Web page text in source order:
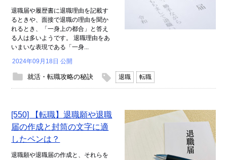
退職届や履歴書に退職理由を記載す
るときや、面接で退職の理由を聞か
れるとき、「一身上の都合」と答え
る人は多いようです。 退職理由をあ
いまいな表現である「一身...
2024年09月18日 公開
就活・転職攻略の秘訣 退職 転職
[550] 【転職】退職願や退職
届の作成と封筒の文字に適
したペンは？
退職願や退職届の作成と、それらを